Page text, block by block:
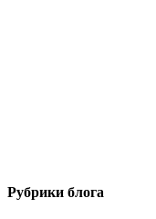
Рубрики блога